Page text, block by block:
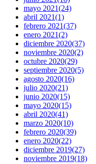
mayo 2021(24)
abril 2021(1)
febrero 2021(37)
enero 2021(2)
diciembre 2020(37)
noviembre 2020(2)
octubre 2020(29)
septiembre 2020(5)
agosto 2020(16)
julio 2020(21)
junio 2020(15)
mayo 2020(15)
abril 2020(41)
marzo 2020(10)
febrero 2020(39)
enero 2020(22)
diciembre 2019(27)
noviembre 2019(18)